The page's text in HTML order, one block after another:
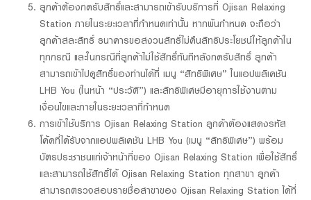
ลูกค้าต้องกดรับสิทธิ์และสามารถเข้ารับบริการที่ Ojisan Relaxing
Station ภายในระยะเวลาที่กำหนดเท่านั้น หากพ้นกำหนด จะถือว่า
ลูกค้าสละสิทธิ์ ธนาคารขอสงวนสิทธิ์ไม่คืนสิทธิประโยชน์ให้ลูกค้าใน
ทุกกรณี และในกรณีที่ลูกค้าไม่ใช้สิทธิ์ทันทีหลังกดรับสิทธิ์ ลูกค้า
สามารถเข้าไปดูสิทธิ์ของท่านได้ที่ เมนู “สิทธิพิเศษ” ในแอปพลิเคชัน
LHB You (ในหน้า “ประวัติ”) และสิทธิพิเศษมีอายุการใช้งานตาม
เงื่อนไขและภายในระยะเวลาที่กำหนด
การเข้าใช้บริการ Ojisan Relaxing Station ลูกค้าต้องแสดงรหัส
โค้ดที่ได้รับจากแอปพลิเคชัน LHB You (เมนู “สิทธิพิเศษ”) พร้อม
บัตรประชาชนแก่เจ้าหน้าที่ของ Ojisan Relaxing Station เพื่อใช้สิทธิ์
และสามารถใช้สิทธิ์ได้ Ojisan Relaxing Station ทุกสาขา ลูกค้า
สามารถตรวจสอบรายชื่อสาขาของ Ojisan Relaxing Station ได้ที่